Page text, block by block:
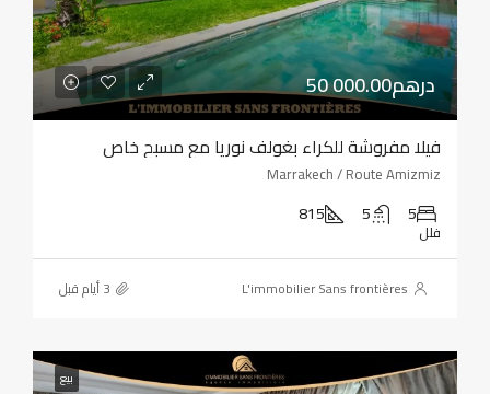
50 000.00درهم
فيلا مفروشة للكراء بغولف نوريا مع مسبح خاص
Marrakech / Route Amizmiz
5
5
815
فلل
L'immobilier Sans frontières
بيع